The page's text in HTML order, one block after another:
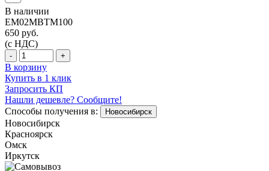
В наличии
EM02MBTM100
650 руб.
(с НДС)
- +
В корзину
Купить в 1 клик
Запросить КП
Нашли дешевле? Сообщите!
Способы получения в:
Новосибирск
Новосибирск
Красноярск
Омск
Иркутск